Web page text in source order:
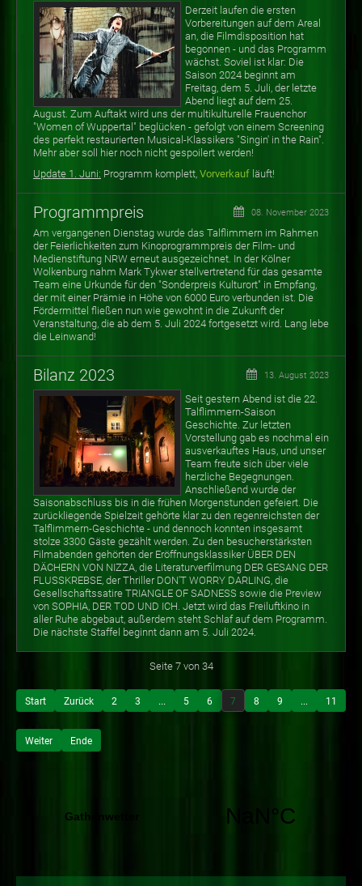
Derzeit laufen die ersten
Vorbereitungen auf dem Areal
an, die Filmdisposition hat
begonnen - und das Programm
wächst. Soviel ist klar: Die
Saison 2024 beginnt am
Freitag, dem 5. Juli, der letzte
Abend liegt auf dem 25.
August. Zum Auftakt wird uns der multikulturelle Frauenchor
"Women of Wuppertal" beglücken - gefolgt von einem Screening
des perfekt restaurierten Musical-Klassikers "Singin' in the Rain".
Mehr aber soll hier noch nicht gespoilert werden!
Update 1. Juni: Programm komplett, Vorverkauf läuft!
Programmpreis 08. November 2023
Am vergangenen Dienstag wurde das Talflimmern im Rahmen
der Feierlichkeiten zum Kinoprogrammpreis der Film- und
Medienstiftung NRW erneut ausgezeichnet. In der Kölner
Wolkenburg nahm Mark Tykwer stellvertretend für das gesamte
Team eine Urkunde für den "Sonderpreis Kulturort" in Empfang,
der mit einer Prämie in Höhe von 6000 Euro verbunden ist. Die
Fördermittel fließen nun wie gewohnt in die Zukunft der
Veranstaltung, die ab dem 5. Juli 2024 fortgesetzt wird. Lang lebe
die Leinwand!
Bilanz 2023 13. August 2023
Seit gestern Abend ist die 22.
Talflimmern-Saison
Geschichte. Zur letzten
Vorstellung gab es nochmal ein
ausverkauftes Haus, und unser
Team freute sich über viele
herzliche Begegnungen.
Anschließend wurde der
Saisonabschluss bis in die frühen Morgenstunden gefeiert. Die
zurückliegende Spielzeit gehörte klar zu den regenreichsten der
Talflimmern-Geschichte - und dennoch konnten insgesamt
stolze 3300 Gäste gezählt werden. Zu den besucherstärksten
Filmabenden gehörten der Eröffnungsklassiker ÜBER DEN
DÄCHERN VON NIZZA, die Literaturverfilmung DER GESANG DER
FLUSSKREBSE, der Thriller DON'T WORRY DARLING, die
Gesellschaftssatire TRIANGLE OF SADNESS sowie die Preview
von SOPHIA, DER TOD UND ICH. Jetzt wird das Freiluftkino in
aller Ruhe abgebaut, außerdem steht Schlaf auf dem Programm.
Die nächste Staffel beginnt dann am 5. Juli 2024.
Seite 7 von 34
Start Zurück 2 3 ... 5 6 7 8 9 ... 11
Weiter Ende